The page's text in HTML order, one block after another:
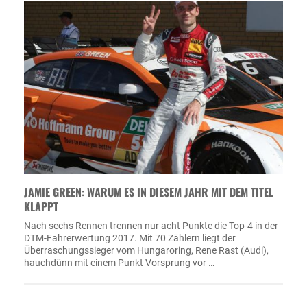
JAMIE GREEN: WARUM ES IN DIESEM JAHR MIT DEM TITEL
KLAPPT
Nach sechs Rennen trennen nur acht Punkte die Top-4 in der
DTM-Fahrerwertung 2017. Mit 70 Zählern liegt der
Überraschungssieger vom Hungaroring, Rene Rast (Audi),
hauchdünn mit einem Punkt Vorsprung vor …